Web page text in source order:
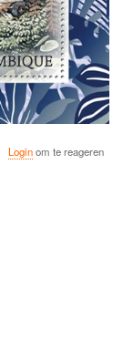
Loginom te reageren